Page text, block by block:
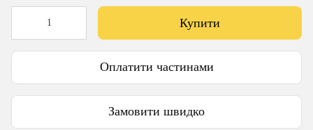
Купити
Оплатити частинами
Замовити швидко